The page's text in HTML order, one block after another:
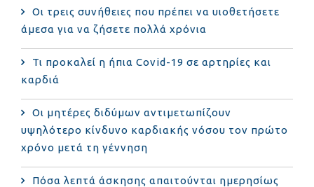
Οι τρεις συνήθειες που πρέπει να υιοθετήσετε
άμεσα για να ζήσετε πολλά χρόνια
Τι προκαλεί η ήπια Covid-19 σε αρτηρίες και
καρδιά
Οι μητέρες διδύμων αντιμετωπίζουν
υψηλότερο κίνδυνο καρδιακής νόσου τον πρώτο
χρόνο μετά τη γέννηση
Πόσα λεπτά άσκησης απαιτούνται ημερησίως